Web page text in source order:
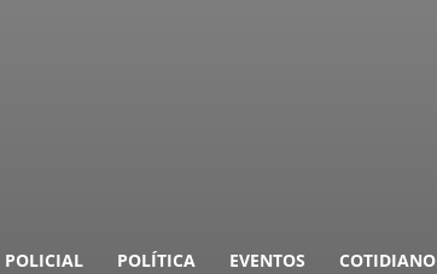
POLICIAL POLÍTICA EVENTOS COTIDIANO